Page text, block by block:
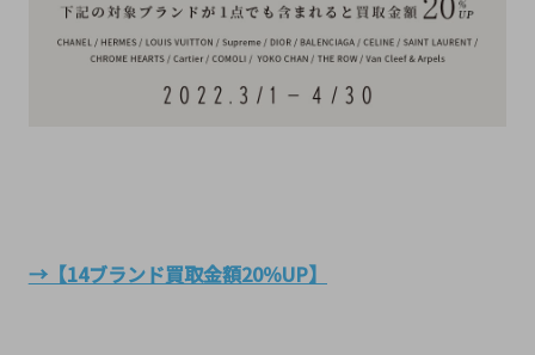
→【14ブランド買取金額20％UP】